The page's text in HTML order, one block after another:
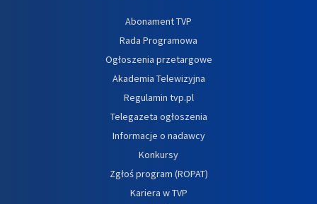
Abonament TVP
Rada Programowa
Ogłoszenia przetargowe
Akademia Telewizyjna
Regulamin tvp.pl
Telegazeta ogłoszenia
Informacje o nadawcy
Konkursy
Zgłoś program (ROPAT)
Kariera w TVP